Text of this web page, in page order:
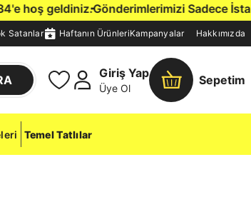
geldiniz.Gönderimlerimizi Sadece
Satanlar Haftanın ÜrünleriKampanyalar Hakkımızda
Giriş Yap
Üye Ol
Sepetim
Temel Tatlılar